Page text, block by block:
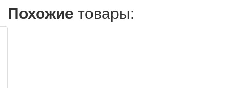
Похожие товары: